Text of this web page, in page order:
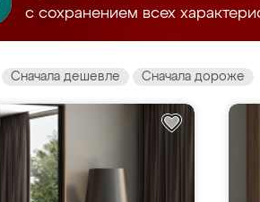
с сохранением всех
Сначала дешевле Сначала дороже